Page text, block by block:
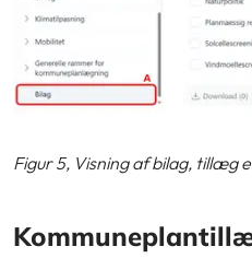
Figur 5, Visning af bilag, tillæg